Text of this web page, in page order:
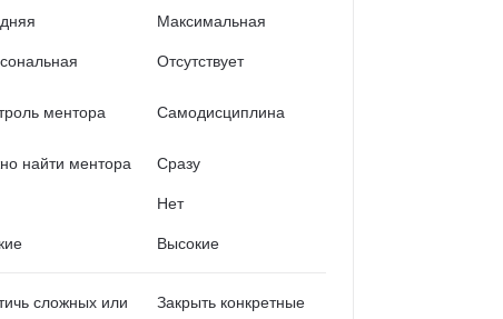
Максимальная
Отсутствует
ментора Самодисциплина
найти ментора Сразу
Нет
Высокие
сложных или
Закрыть конкретные